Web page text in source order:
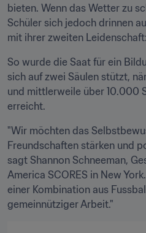
bieten. Wenn das Wetter zu
Schüler sich jedoch drinnen
mit ihrer zweiten
So wurde die Saat für ein
sich auf zwei Säulen stützt,
und mittlerweile über 10.000
erreicht.
"Wir möchten das
Freundschaften stärken und
sagt Shannon Schneeman,
America SCORES in New
einer Kombination aus
gemeinnütziger Arbeit."